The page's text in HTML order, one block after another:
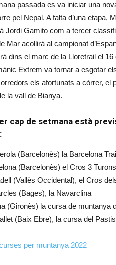
passada es va iniciar una
pel Nepal. A falta d’una etapa,
Jordi Gamito com a tercer
Mar acollirà al campionat
dins el marc de la Lloretrail el 16
Extrem va tornar a esgotar
els afortunats a córrer, el
la vall de Bianya.
cap de setmana està
(Barcelonès) la Barcelona
(Barcelonès) el Cros 3
(Vallès Occidental), el Cros
(Bages), la Navarclina
(Gironès) la cursa de muntanya
(Baix Ebre), la cursa del
per muntanya 2022